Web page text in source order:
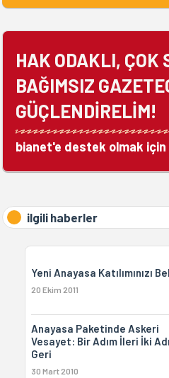
HAK ODAKLI, ÇOK
BAĞIMSIZ
GÜÇLENDİRELİM!
bianet'e destek olmak için
ilgili haberler
Yeni Anayasa Katılımınızı
20 Ekim 2011
Anayasa Paketinde Askeri
Vesayet: Bir Adım İleri İki
Geri
30 Mart 2010